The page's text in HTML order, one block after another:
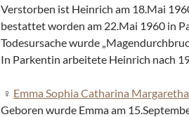
Verstorben ist Heinrich am 18.Mai
bestattet worden am 22.Mai 1960 in
Todesursache wurde
In Parkentin arbeitete Heinrich nach
Emma Sophia Catharina
Geboren wurde Emma am